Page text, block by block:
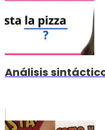
Análisis